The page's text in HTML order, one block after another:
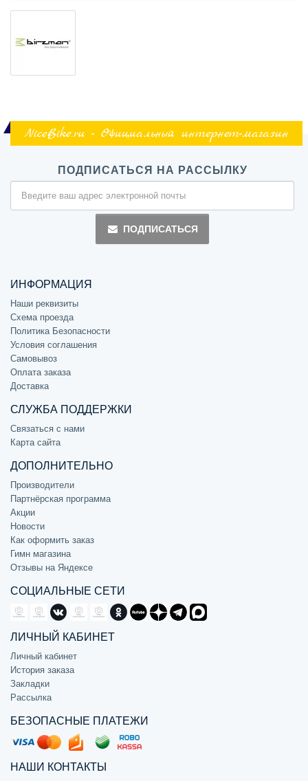
NiceBike.ru - Официальный интернет-магазин
ПОДПИСАТЬСЯ НА РАССЫЛКУ
ПОДПИСАТЬСЯ
ИНФОРМАЦИЯ
Наши реквизиты
Схема проезда
Политика Безопасности
Условия соглашения
Самовывоз
Оплата заказа
Доставка
СЛУЖБА ПОДДЕРЖКИ
Связаться с нами
Карта сайта
ДОПОЛНИТЕЛЬНО
Производители
Партнёрская программа
Акции
Новости
Как оформить заказ
Гимн магазина
Отзывы на Яндексе
СОЦИАЛЬНЫЕ СЕТИ
ЛИЧНЫЙ КАБИНЕТ
Личный кабинет
История заказа
Закладки
Рассылка
БЕЗОПАСНЫЕ ПЛАТЕЖИ
НАШИ КОНТАКТЫ